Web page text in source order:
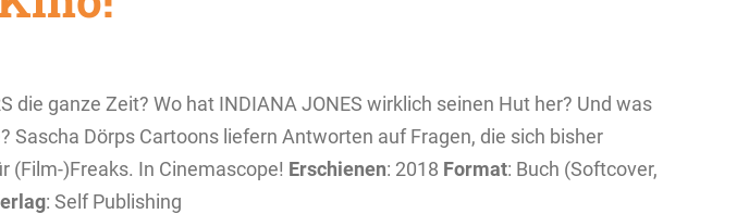
die ganze Zeit? Wo hat INDIANA JONES wirklich seinen Hut her? Und was
Sascha Dörps Cartoons liefern Antworten auf Fragen, die sich bisher
(Film-)Freaks. In Cinemascope! Erschienen: 2018 Format: Buch (Softcover,
: Self Publishing